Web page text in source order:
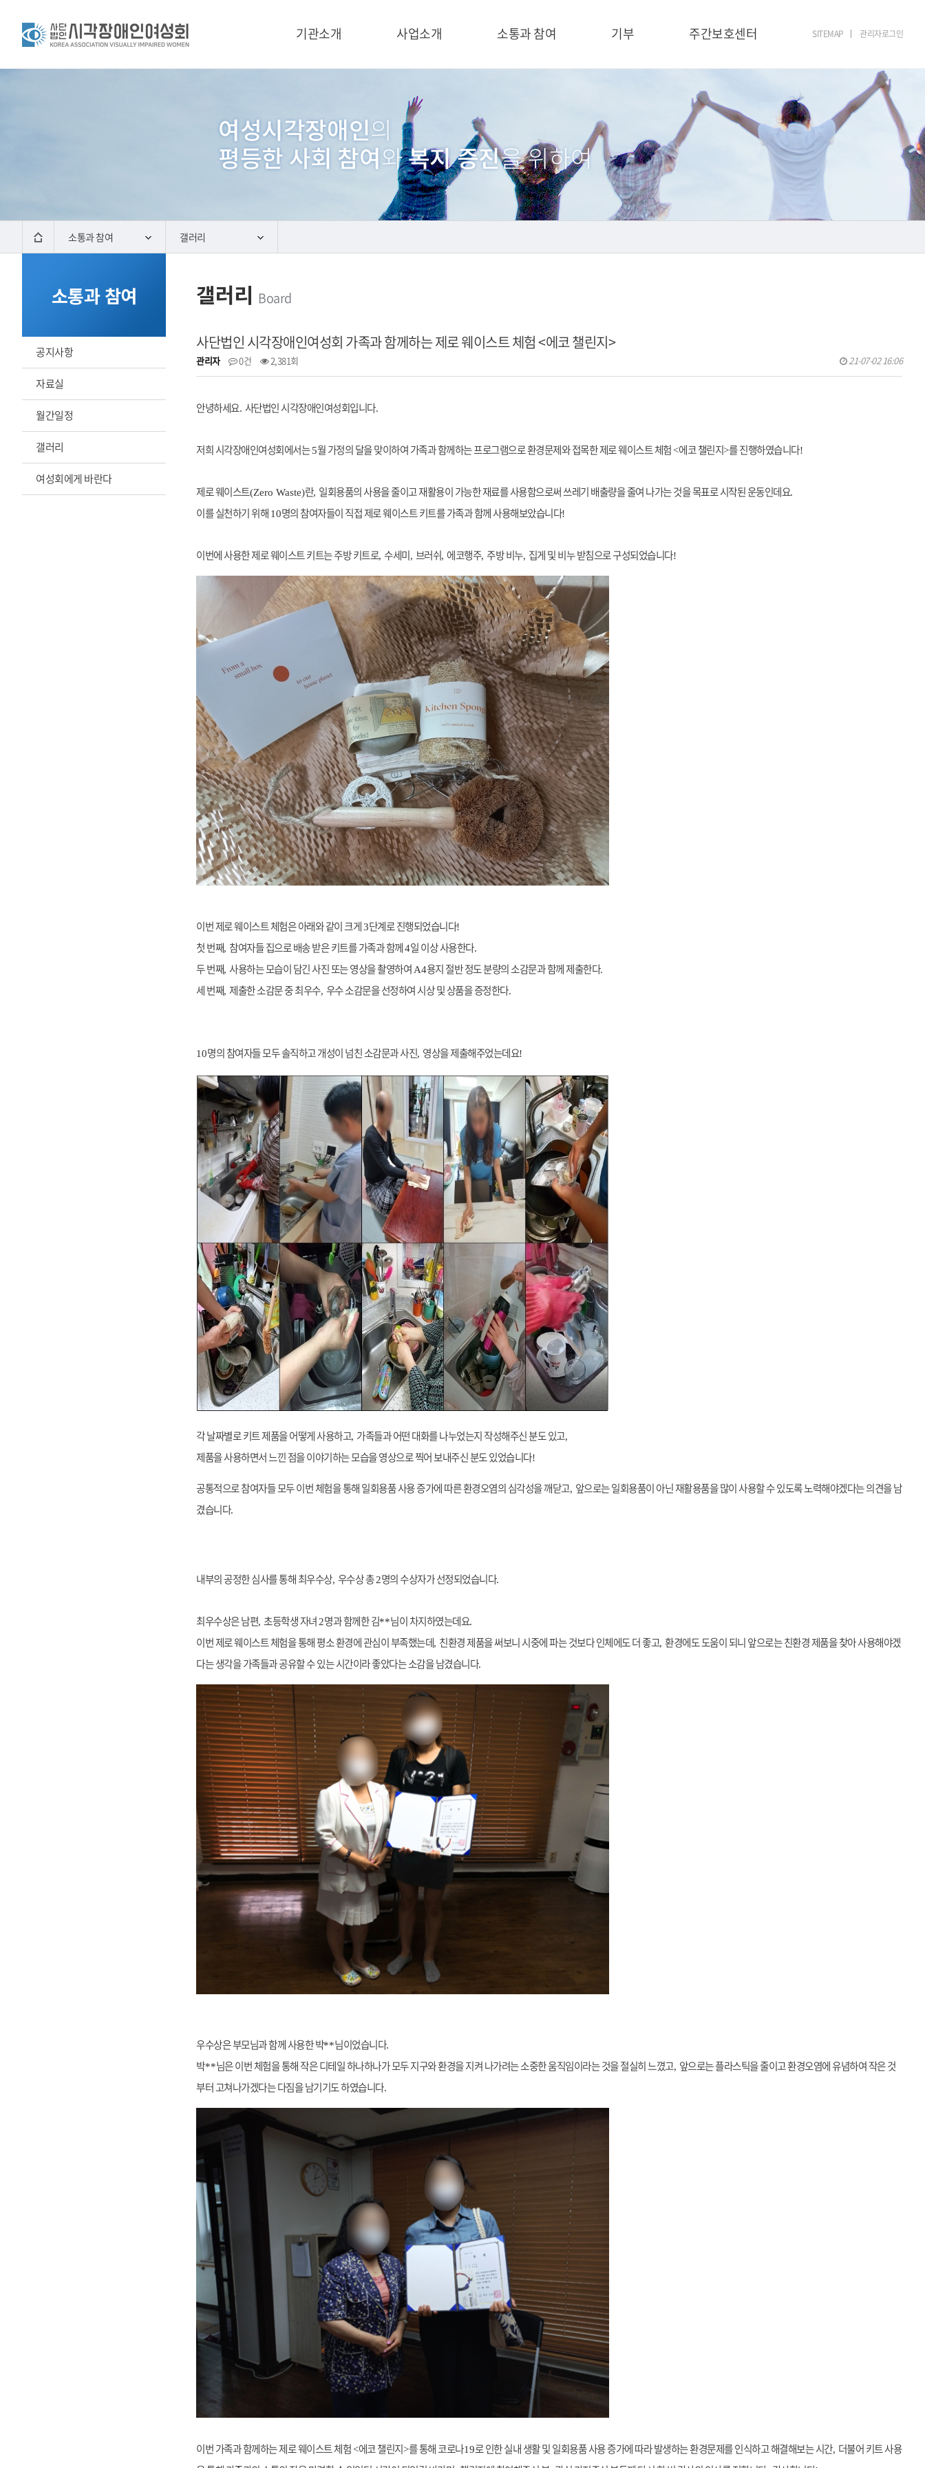
기관소개 사업소개 소통과 참여 기부 주간보호센터 SITEMAP 관리자로그인
소통과 참여 갤러리
소통과 참여
공지사항
자료실
월간일정
갤러리
여성회에게 바란다
갤러리 Board
사단법인 시각장애인여성회 가족과 함께하는 제로 웨이스트 체험 <에코 챌린지>
관리자 0건 2,381회 21-07-02 16:06
안녕하세요. 사단법인 시각장애인여성회입니다.
저희 시각장애인여성회에서는5월 가정의 달을 맞이하여 가족과 함께하는 프로그램으로 환경문제와 접목한 제로 웨이스트 체험<에코 챌린지>를 진행하였습니다!
제로 웨이스트(Zero Waste)란, 일회용품의 사용을 줄이고 재활용이 가능한 재료를 사용함으로써 쓰레기 배출량을 줄여 나가는 것을 목표로 시작된 운동인데요.
이를 실천하기 위해 10명의 참여자들이 직접 제로 웨이스트 키트를 가족과 함께 사용해보았습니다!
이번에 사용한 제로 웨이스트 키트는 주방 키트로, 수세미, 브러쉬, 에코행주, 주방 비누, 집게 및 비누 받침으로 구성되었습니다!
이번 제로 웨이스트 체험은 아래와 같이 크게3단계로 진행되었습니다!
첫 번째, 참여자들 집으로 배송 받은 키트를 가족과 함께4일 이상 사용한다.
두 번째, 사용하는 모습이 담긴 사진 또는 영상을 촬영하여 A4용지 절반 정도 분량의 소감문과 함께 제출한다.
세 번째, 제출한 소감문 중 최우수, 우수 소감문을 선정하여 시상 및 상품을 증정한다.
10명의 참여자들 모두 솔직하고 개성이 넘친 소감문과 사진, 영상을 제출해주었는데요!
각 날짜별로 키트 제품을 어떻게 사용하고, 가족들과 어떤 대화를 나누었는지 작성해주신 분도 있고,
제품을 사용하면서 느낀 점을 이야기하는 모습을 영상으로 찍어 보내주신 분도 있었습니다!
공통적으로 참여자들 모두 이번 체험을 통해 일회용품 사용 증가에 따른 환경오염의 심각성을 깨닫고, 앞으로는 일회용품이 아닌 재활용품을 많이 사용할 수 있도록 노력해야겠다는 의견을 남
겼습니다.
내부의 공정한 심사를 통해 최우수상, 우수상 총2명의 수상자가 선정되었습니다.
최우수상은 남편, 초등학생 자녀 2명과 함께한 김**님이 차지하였는데요.
이번 제로 웨이스트 체험을 통해 평소 환경에 관심이 부족했는데, 친환경 제품을 써보니 시중에 파는 것보다 인체에도 더 좋고, 환경에도 도움이 되니 앞으로는 친환경 제품을 찾아 사용해야겠
다는 생각을 가족들과 공유할 수 있는 시간이라 좋았다는 소감을 남겼습니다.
우수상은 부모님과 함께 사용한 박**님이었습니다.
박**님은 이번 체험을 통해 작은 디테일 하나하나가 모두 지구와 환경을 지켜 나가려는 소중한 움직임이라는 것을 절실히 느꼈고, 앞으로는 플라스틱을 줄이고 환경오염에 유념하여 작은 것
부터 고쳐나가겠다는 다짐을 남기기도 하였습니다.
이번 가족과 함께하는 제로 웨이스트 체험<에코 챌린지>를 통해 코로나19로 인한 실내 생활 및 일회용품 사용 증가에 따라 발생하는 환경문제를 인식하고 해결해보는 시간, 더불어 키트 사용